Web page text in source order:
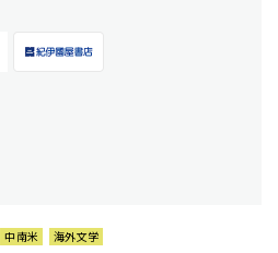
中南米 海外文学